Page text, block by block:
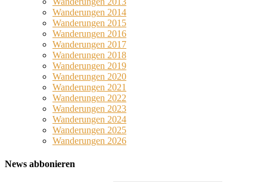
Wanderungen 2014
Wanderungen 2015
Wanderungen 2016
Wanderungen 2017
Wanderungen 2018
Wanderungen 2019
Wanderungen 2020
Wanderungen 2021
Wanderungen 2022
Wanderungen 2023
Wanderungen 2024
Wanderungen 2025
Wanderungen 2026
News abbonieren